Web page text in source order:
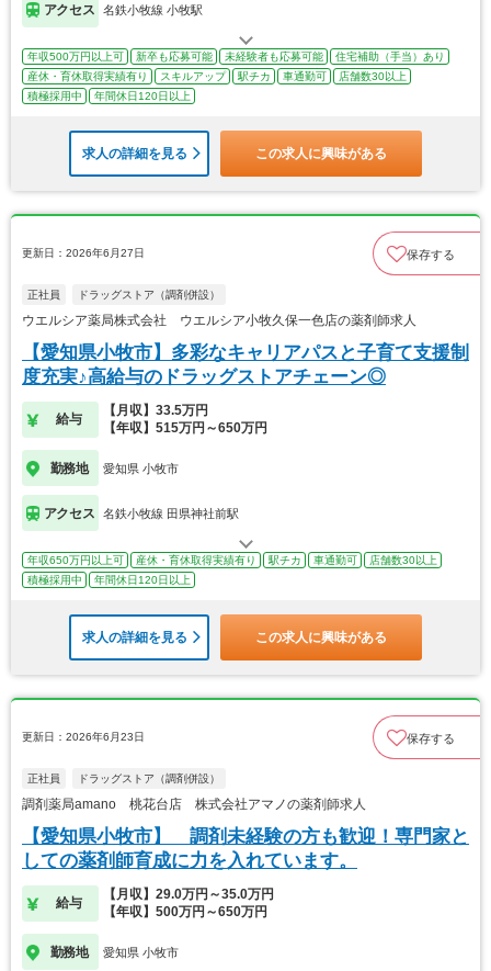
アクセス 名鉄小牧線 小牧駅
年収500万円以上可 新卒も応募可能 未経験者も応募可能
住宅補助（手当）あり
産休・育休取得実績有り
スキルアップ 駅チカ 車通勤可
店舗数30以上
積極採用中
年間休日120日以上
求人の詳細を見る この求人に興味がある
更新日：2026年6月27日 保存する
正社員 ドラッグストア（調剤併設）
ウエルシア薬局株式会社 ウエルシア小牧久保一色店の薬剤師求人
【愛知県小牧市】多彩なキャリアパスと子育て支援制
度充実♪高給与のドラッグストアチェーン◎
給与
【月収】33.5万円
【年収】515万円～650万円
勤務地 愛知県 小牧市
アクセス 名鉄小牧線 田県神社前駅
年収650万円以上可 産休・育休取得実績有り 駅チカ 車通勤可
店舗数30以上
積極採用中
年間休日120日以上
求人の詳細を見る この求人に興味がある
更新日：2026年6月23日 保存する
正社員 ドラッグストア（調剤併設）
調剤薬局amano 桃花台店 株式会社アマノの薬剤師求人
【愛知県小牧市】 調剤未経験の方も歓迎！専門家と
しての薬剤師育成に力を入れています。
給与
【月収】29.0万円～35.0万円
【年収】500万円～650万円
勤務地 愛知県 小牧市